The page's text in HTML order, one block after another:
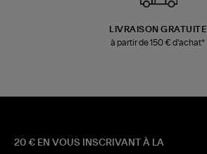
LIVRAISON GRATUITE
à partir de 150 € d'achat*
20 € EN VOUS INSCRIVANT À LA